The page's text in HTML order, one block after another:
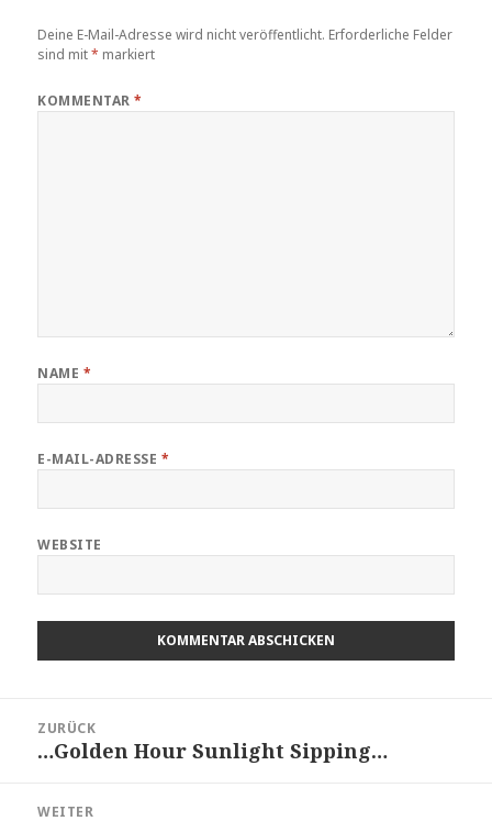
Deine E-Mail-Adresse wird nicht veröffentlicht. Erforderliche Felder
sind mit* markiert
KOMMENTAR*
NAME *
E-MAIL-ADRESSE *
WEBSITE
ZURÜCK
Vorheriger
…Golden Hour Sunlight Sipping…
WEITER